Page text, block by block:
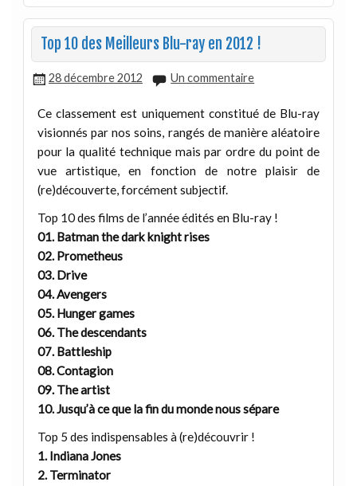
Top 10 des Meilleurs Blu-ray en 2012 !
28 décembre 2012 Un commentaire
Ce classement est uniquement constitué de Blu-ray
visionnés par nos soins, rangés de manière aléatoire
pour la qualité technique mais par ordre du point de
vue artistique, en fonction de notre plaisir de
(re)découverte, forcément subjectif.
Top 10 des films de l’année édités en Blu-ray !
01. Batman the dark knight rises
02. Prometheus
03. Drive
04. Avengers
05. Hunger games
06. The descendants
07. Battleship
08. Contagion
09. The artist
10. Jusqu’à ce que la fin du monde nous sépare
Top 5 des indispensables à (re)découvrir !
1. Indiana Jones
2. Terminator